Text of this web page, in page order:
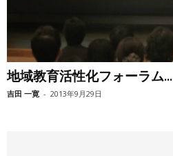
地域教育活性化フォーラム...
吉田 一寛 - 2013年9月29日